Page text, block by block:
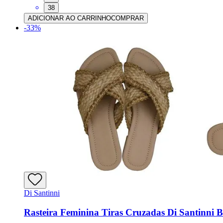
38
ADICIONAR AO CARRINHOCOMPRAR
-33%
Di Santinni
Rasteira Feminina Tiras Cruzadas Di Santinni